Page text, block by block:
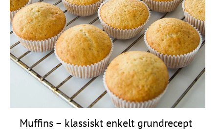
Muffins – klassiskt enkelt grundrecept